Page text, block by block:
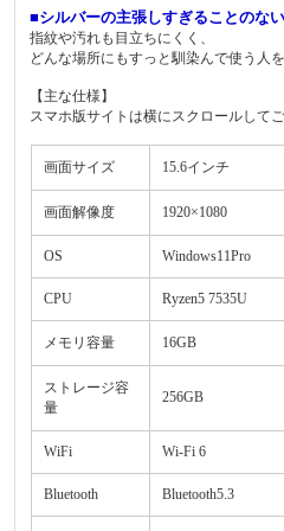
■シルバーの主張しすぎることのな
指紋や汚れも目立ちにくく、
どんな場所にもすっと馴染んで使う人を
【主な仕様】
スマホ版サイトは横にスクロールして
画面サイズ 15.6インチ
画面解像度 1920×1080
OS Windows11Pro
CPU Ryzen5 7535U
メモリ容量 16GB
ストレージ容
量
256GB
WiFi Wi-Fi 6
Bluetooth Bluetooth5.3